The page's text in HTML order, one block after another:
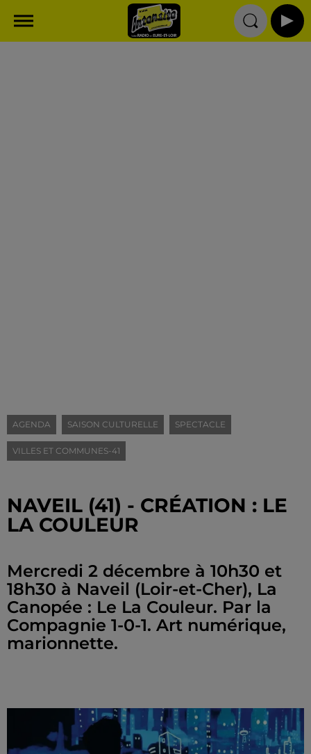
AGENDA SAISON CULTURELLE SPECTACLE
VILLES ET COMMUNES-41
NAVEIL (41) - CRÉATION : LE
LA COULEUR
Mercredi 2 décembre à 10h30 et
18h30 à Naveil (Loir-et-Cher), La
Canopée : Le La Couleur. Par la
Compagnie 1-0-1. Art numérique,
marionnette.